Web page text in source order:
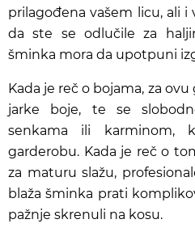
prilagođena vašem licu, ali i
da ste se odlučile za
šminka mora da upotpuni
Kada je reč o bojama, za
jarke boje, te se
senkama ili karminom,
garderobu. Kada je reč o
za maturu slažu,
blaža šminka prati
pažnje skrenuli na kosu.